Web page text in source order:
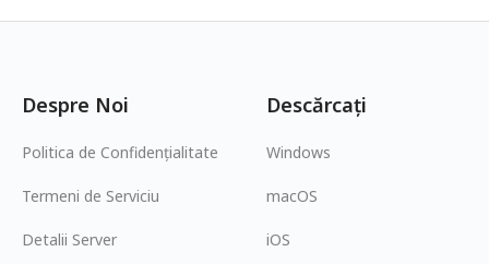
Despre Noi
Politica de Confidențialitate
Termeni de Serviciu
Detalii Server
Descărcați
Windows
macOS
iOS